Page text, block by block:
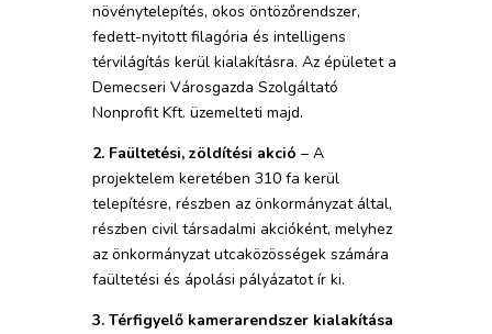
növénytelepítés, okos öntözőrendszer,
fedett-nyitott filagória és intelligens
térvilágítás kerül kialakításra. Az épületet a
Demecseri Városgazda Szolgáltató
Nonprofit Kft. üzemelteti majd.
2. Faültetési, zöldítési akció – A
projektelem keretében 310 fa kerül
telepítésre, részben az önkormányzat által,
részben civil társadalmi akcióként, melyhez
az önkormányzat utcaközösségek számára
faültetési és ápolási pályázatot ír ki.
3. Térfigyelő kamerarendszer kialakítása